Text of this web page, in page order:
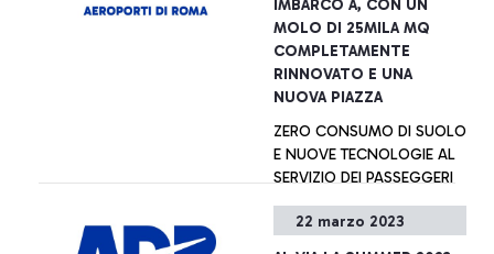
aerea con un biglietto
combinato e un check – in
già in stazione presso i
banchi dedicati
Vinci.
consolidato è stato di 45,1
nominato il nuovo
Consiglio di
Amministrazione per il
triennio 2023-2025.
+ Approfondisci
IMBARCO A, CON UN
MOLO DI 25MILA MQ
COMPLETAMENTE
RINNOVATO E UNA
NUOVA PIAZZA
ZERO CONSUMO DI SUOLO
E NUOVE TECNOLOGIE AL
SERVIZIO DEI PASSEGGERI
+ Approfondisci
22 marzo 2023